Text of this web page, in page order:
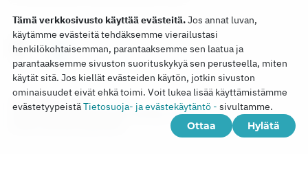
Copyright © 2026
Watch Tower Bible and Tract Society of Korea.
Tämä verkkosivusto käyttää evästeitä.Jos annat luvan,
käytämme evästeitä tehdäksemme vierailustasi
henkilökohtaisemman, parantaaksemme sen laatua ja
parantaaksemme sivuston suorituskykyä sen perusteella, miten
käytät sitä. Jos kiellät evästeiden käytön, jotkin sivuston
ominaisuudet eivät ehkä toimi. Voit lukea lisää käyttämistämme
evästetyypeistäTietosuoja- ja evästekäytäntö - sivultamme.
Ottaa
Hylätä